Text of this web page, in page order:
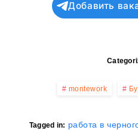
Добавить
montework
Tagged in: работа в